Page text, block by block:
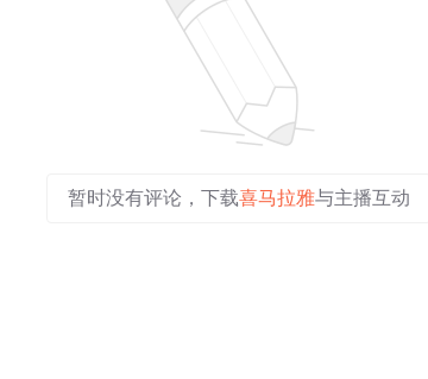
暂时没有评论，下载喜马拉雅与主播互动